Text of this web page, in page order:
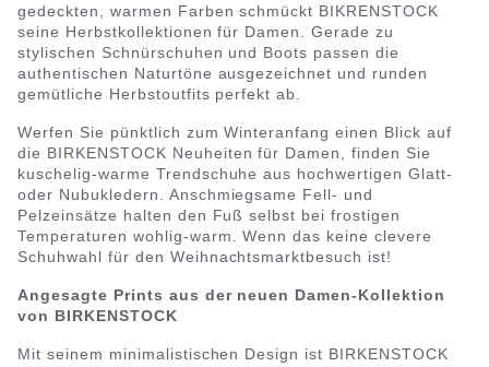
gedeckten, warmen Farben schmückt BIKRENSTOCK
seine Herbstkollektionen für Damen. Gerade zu
stylischen Schnürschuhen und Boots passen die
authentischen Naturtöne ausgezeichnet und runden
gemütliche Herbstoutfits perfekt ab.
Werfen Sie pünktlich zum Winteranfang einen Blick auf
die BIRKENSTOCK Neuheiten für Damen, finden Sie
kuschelig-warme Trendschuhe aus hochwertigen Glatt-
oder Nubukledern. Anschmiegsame Fell- und
Pelzeinsätze halten den Fuß selbst bei frostigen
Temperaturen wohlig-warm. Wenn das keine clevere
Schuhwahl für den Weihnachtsmarktbesuch ist!
Angesagte Prints aus der neuen Damen-Kollektion
von BIRKENSTOCK
Mit seinem minimalistischen Design ist BIRKENSTOCK